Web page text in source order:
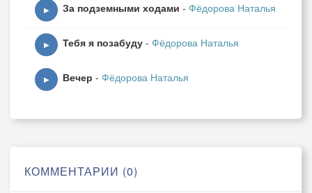
▶ За подземными ходами - Фёдорова Наталья
▶ Тебя я позабуду - Фёдорова Наталья
▶ Вечер - Фёдорова Наталья
КОММЕНТАРИИ (0)